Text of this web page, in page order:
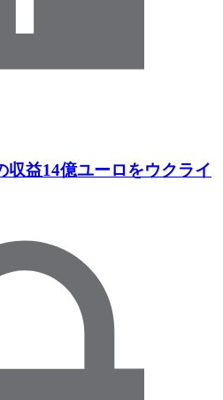
益14億ユーロをウクライ